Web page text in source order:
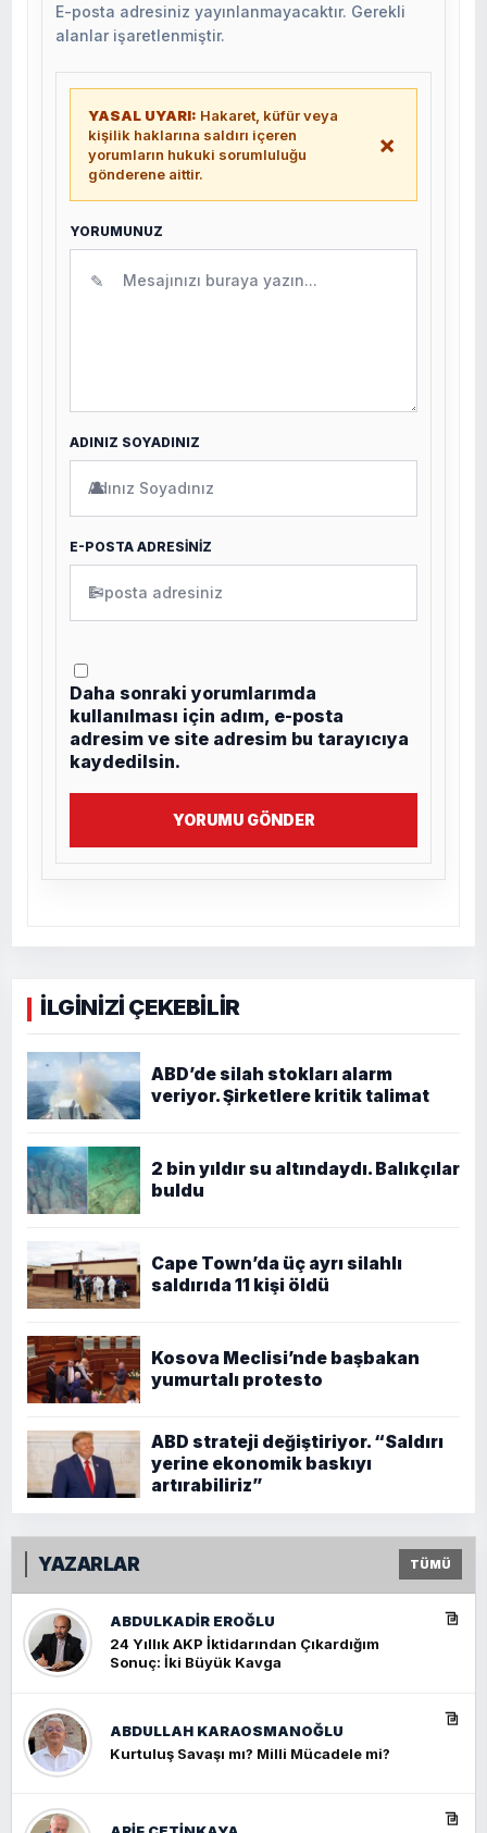
E-posta adresiniz yayınlanmayacaktır. Gerekli
alanlar işaretlenmiştir.
YASAL UYARI: Hakaret, küfür veya
kişilik haklarına saldırı içeren
yorumların hukuki sorumluluğu
gönderene aittir.
×
YORUMUNUZ
✎
ADINIZ SOYADINIZ
👤
E-POSTA ADRESİNİZ
✉
Daha sonraki yorumlarımda
kullanılması için adım, e-posta
adresim ve site adresim bu tarayıcıya
kaydedilsin.
YORUMU GÖNDER
İLGİNİZİ ÇEKEBİLİR
ABD’de silah stokları alarm
veriyor. Şirketlere kritik talimat
2 bin yıldır su altındaydı. Balıkçılar
buldu
Cape Town’da üç ayrı silahlı
saldırıda 11 kişi öldü
Kosova Meclisi’nde başbakan
yumurtalı protesto
ABD strateji değiştiriyor. “Saldırı
yerine ekonomik baskıyı
artırabiliriz”
YAZARLAR TÜMÜ
ABDULKADIR EROĞLU
24 Yıllık AKP İktidarından Çıkardığım
Sonuç: İki Büyük Kavga
ABDULLAH KARAOSMANOĞLU
Kurtuluş Savaşı mı? Milli Mücadele mi?